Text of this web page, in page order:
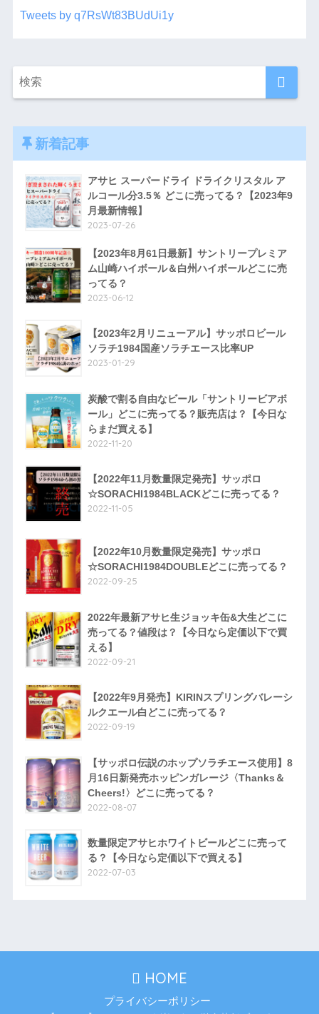
Tweets by q7RsWt83BUdUi1y
新着記事
アサヒ スーパードライ ドライクリスタル ア
ルコール分3.5％ どこに売ってる？【2023年9
月最新情報】
2023-07-26
【2023年8月61日最新】サントリープレミア
ム山崎ハイボール＆白州ハイボールどこに売
ってる？
2023-06-12
【2023年2月リニューアル】サッポロビール
ソラチ1984国産ソラチエース比率UP
2023-01-29
炭酸で割る自由なビール「サントリービアボ
ール」どこに売ってる？販売店は？【今日な
らまだ買える】
2022-11-20
【2022年11月数量限定発売】サッポロ
☆SORACHI1984BLACKどこに売ってる？
2022-11-05
【2022年10月数量限定発売】サッポロ
☆SORACHI1984DOUBLEどこに売ってる？
2022-09-25
2022年最新アサヒ生ジョッキ缶&大生どこに
売ってる？値段は？【今日なら定価以下で買
える】
2022-09-21
【2022年9月発売】KIRINスプリングバレーシ
ルクエール白どこに売ってる？
2022-09-19
【サッポロ伝説のホップソラチエース使用】8
月16日新発売ホッピンガレージ〈Thanks＆
Cheers!〉どこに売ってる？
2022-08-07
数量限定アサヒホワイトビールどこに売って
る？【今日なら定価以下で買える】
2022-07-03
HOME
プライバシーポリシー